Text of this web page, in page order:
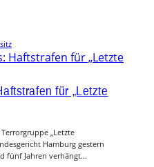
für „Letzte
„Letzte
Hamburg gestern
fünf Jahren verhängt…